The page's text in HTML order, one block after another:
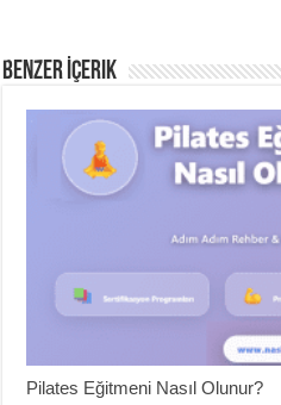
Benzer İçerik
Pilates Eğitmeni Nasıl Olunur?